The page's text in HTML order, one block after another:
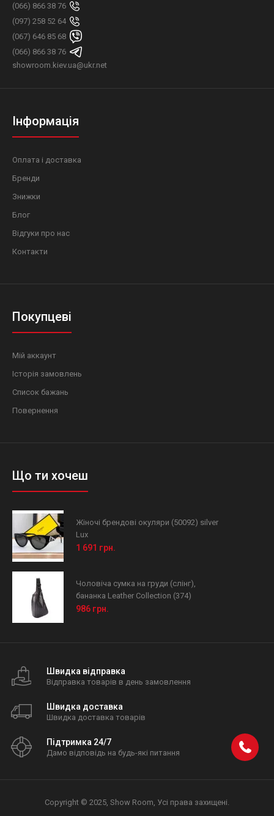
(066) 866 38 76
(097) 258 52 64
(067) 646 85 68
(066) 866 38 76
showroom.kiev.ua@ukr.net
Інформація
Оплата і доставка
Бренди
Знижки
Блог
Відгуки про нас
Контакти
Покупцеві
Мій аккаунт
Історія замовлень
Список бажань
Повернення
Що ти хочеш
Жіночі брендові окуляри (50092) silver
Lux
1 691 грн.
Чоловіча сумка на груди (слінг),
бананка Leather Collection (374)
986 грн.
Швидка відправка
Відправка товарів в день замовлення
Швидка доставка
Швидка доставка товарів
Підтримка 24/7
Дамо відповідь на будь-які питання
Copyright © 2025, Show Room, Усі права захищені.